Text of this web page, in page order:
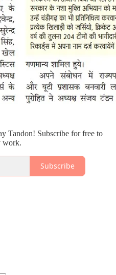
Tandon! Subscribe for free to
work.
Subscribe